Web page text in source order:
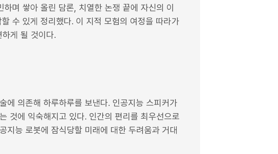
며 쌓아 올린 담론, 치열한 논쟁 끝에 자신의 이
수 있게 정리했다. 이 지적 모험의 여정을 따라가
게 될 것이다.
에 의존해 하루하루를 보낸다. 인공지능 스피커가
것에 익숙해지고 있다. 인간의 편리를 최우선으로
지능 로봇에 잠식당할 미래에 대한 두려움과 거대